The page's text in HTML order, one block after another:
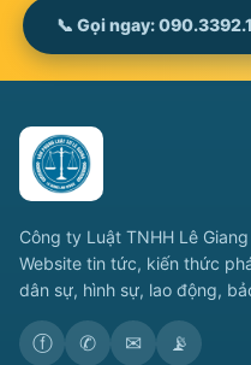
📞 Gọi ngay:
Công ty Luật TNHH Lê
Website tin tức, kiến thức
dân sự, hình sự, lao động,
ⓕ ✆ ✉ 📡